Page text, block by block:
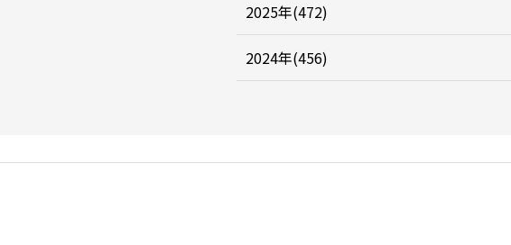
2025年(472)
2024年(456)